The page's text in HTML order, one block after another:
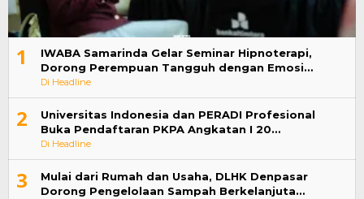
1
IWABA Samarinda Gelar Seminar Hipnoterapi,
Dorong Perempuan Tangguh dengan Emosi…
Di Headline
2
Universitas Indonesia dan PERADI Profesional
Buka Pendaftaran PKPA Angkatan I 20…
Di Headline
3
Mulai dari Rumah dan Usaha, DLHK Denpasar
Dorong Pengelolaan Sampah Berkelanjuta…